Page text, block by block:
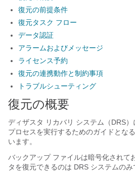
復元の前提条件
復元タスク フロー
データ認証
アラームおよびメッセージ
ライセンス予約
復元の連携動作と制約事項
トラブルシューティング
復元の概要
ディザスタ リカバリ システム（DRS
プロセスを実行するためのガイドとな
います。
バックアップ ファイルは暗号化されて
タを復元できるのは DRS システムの